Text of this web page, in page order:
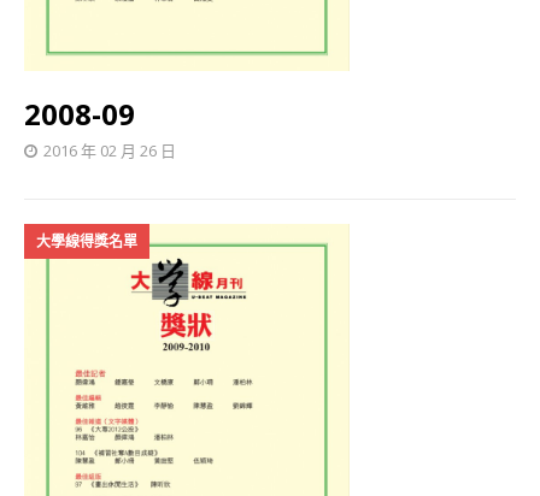
2008-09
2016 年 02 月 26 日
大學線得獎名單